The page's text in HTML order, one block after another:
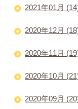
2021年01月
2020年12月
2020年11月
2020年10月
2020年09月